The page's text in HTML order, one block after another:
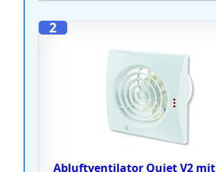
2
Abluftventilator Quiet V2 mit